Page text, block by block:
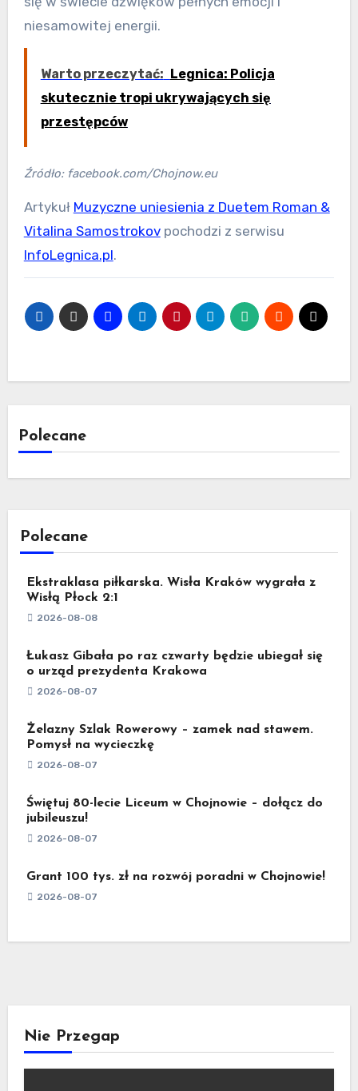
niesamowitej energii.
Warto przeczytać: Legnica: Policja
skutecznie tropi ukrywających się
przestępców
Źródło: facebook.com/Chojnow.eu
Artykuł Muzyczne uniesienia z Duetem Roman &
Vitalina Samostrokovpochodzi z serwisu
InfoLegnica.pl.
Polecane
Polecane
Ekstraklasa piłkarska. Wisła Kraków wygrała z
Wisłą Płock 2:1
2026-08-08
Łukasz Gibała po raz czwarty będzie ubiegał się
o urząd prezydenta Krakowa
2026-08-07
Żelazny Szlak Rowerowy – zamek nad stawem.
Pomysł na wycieczkę
2026-08-07
Świętuj 80-lecie Liceum w Chojnowie – dołącz do
jubileuszu!
2026-08-07
Grant 100 tys. zł na rozwój poradni w Chojnowie!
2026-08-07
Nie Przegap